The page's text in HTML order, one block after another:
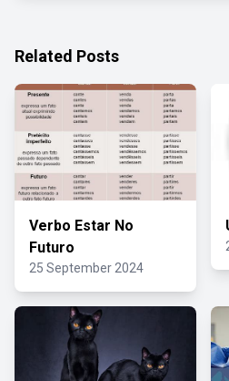
Related Posts
Verbo Estar No
Futuro
25 September 2024